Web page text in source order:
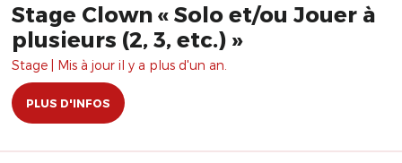
Stage Clown « Solo et/ou Jouer à
plusieurs (2, 3, etc.) »
Stage | Mis à jour il y a plus d'un an.
PLUS D'INFOS